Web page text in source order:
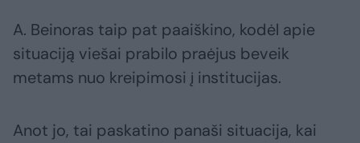
A. Beinoras taip pat paaiškino, kodėl apie
situaciją viešai prabilo praėjus beveik
metams nuo kreipimosi į institucijas.
Anot jo, tai paskatino panaši situacija, kai